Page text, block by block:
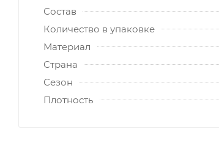
Состав
Количество в упаковке
Материал
Страна
Сезон
Плотность